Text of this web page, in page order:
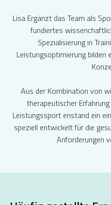
Lisa Ergänzt das Team als
fundiertes
Spezialisierung in
Leistungsoptimierung bilden
Aus der Kombination von
therapeutischer
Leistungssport enstand ein
speziell entwickelt für die
Anforderungen